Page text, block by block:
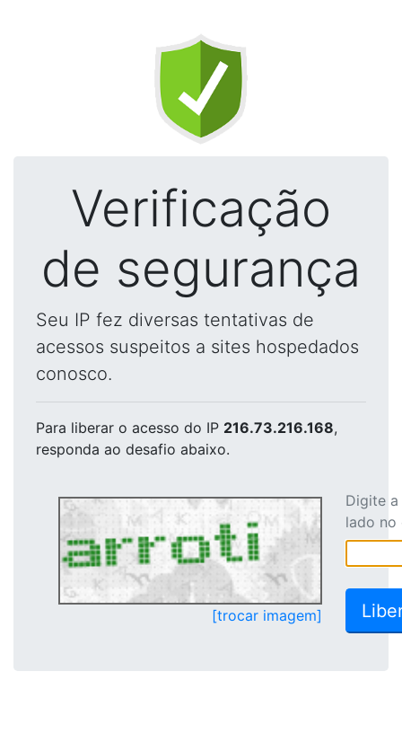
Verificação
de segurança
Seu IP fez diversas tentativas de
acessos suspeitos a sites hospedados
conosco.
Para liberar o acesso do IP 216.73.216.168,
responda ao desafio abaixo.
[trocar imagem]
Digite
lado no